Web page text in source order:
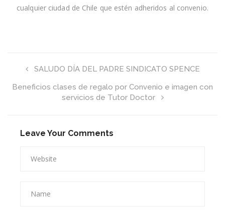
cualquier ciudad de Chile que estén adheridos al convenio.
SALUDO DÍA DEL PADRE SINDICATO SPENCE
Beneficios clases de regalo por Convenio e imagen con
servicios de Tutor Doctor
Leave Your Comments